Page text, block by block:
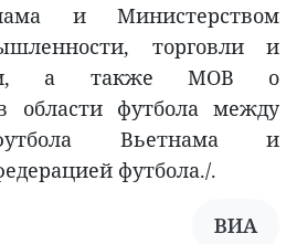
и Министерством
торговли и
а также МОВ о
области футбола между
Вьетнама и
футбола./.
ВИА